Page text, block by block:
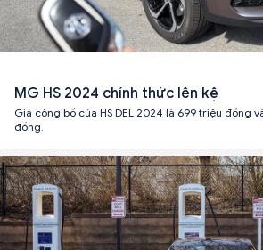
MG HS 2024 chính thức lên kệ
Giá công bố của HS DEL 2024 là 699 triệu đồng
đồng.